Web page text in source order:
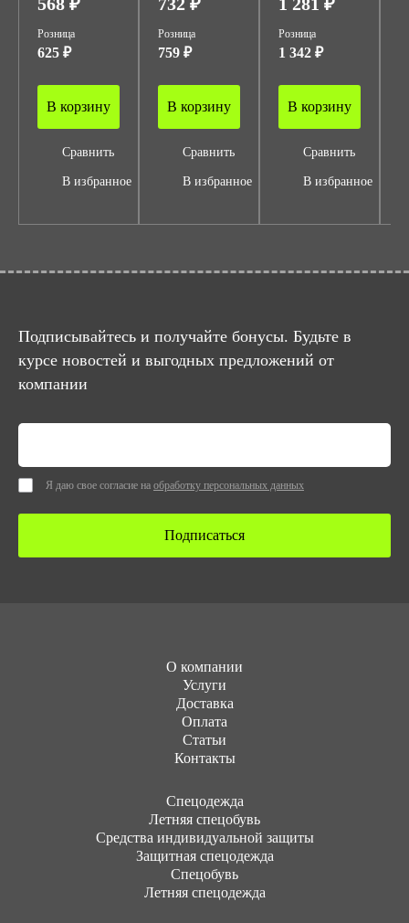
Розница
625 ₽
В корзину
Сравнить
В избранное
Розница
759 ₽
В корзину
Сравнить
В избранное
Розница
1 342 ₽
В корзину
Сравнить
В избранное
Подписывайтесь и получайте бонусы. Будьте в
курсе новостей и выгодных предложений от
компании
Я даю свое согласие на обработку персональных данных
Подписаться
О компании
Услуги
Доставка
Оплата
Статьи
Контакты
Cпецодежда
Летняя спецобувь
Средства индивидуальной защиты
Защитная спецодежда
Спецобувь
Летняя спецодежда